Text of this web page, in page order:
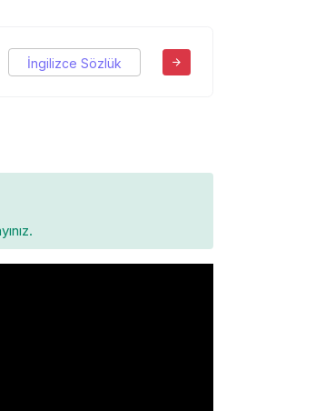
İngilizce Sözlük